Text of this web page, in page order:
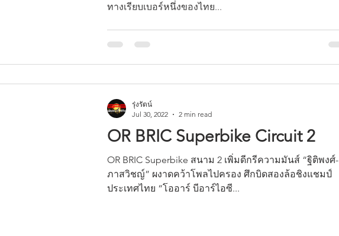
ทางเรียบเบอร์หนึ่งของไทย...
OR BRIC Superbike Circuit 2
OR BRIC Superbike สนาม 2 เพิ่มดีกรีความมันส์ “ฐิติพงศ์-
ภาสวิชญ์” ผงาดคว้าโพลไปครอง ศึกบิดสองล้อชิงแชมป์
ประเทศไทย “โออาร์ บีอาร์ไอซี...
รุ่งรัตน์
Jul 30, 2022
2 min read